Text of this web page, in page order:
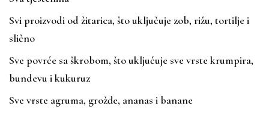
Svi proizvodi od žitarica, što uključuje zob, rižu, tortilje i
slično
Sve povrće sa škrobom, što uključuje sve vrste krumpira,
bundevu i kukuruz
Sve vrste agruma, grožđe, ananas i banane